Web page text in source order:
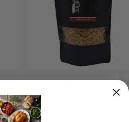
Arare Reiskuegelchen, 70g
Angebotspreis